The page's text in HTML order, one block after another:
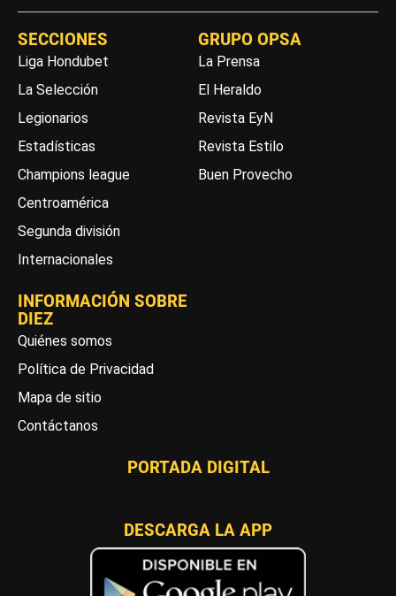
SECCIONES
Liga Hondubet
La Selección
Legionarios
Estadísticas
Champions league
Centroamérica
Segunda división
Internacionales
GRUPO OPSA
La Prensa
El Heraldo
Revista EyN
Revista Estilo
Buen Provecho
INFORMACIÓN SOBRE
DIEZ
Quiénes somos
Política de Privacidad
Mapa de sitio
Contáctanos
PORTADA DIGITAL
DESCARGA LA APP